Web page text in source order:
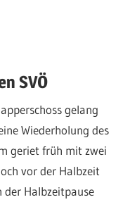
SVÖ
gelang
Wiederholung des
geriet früh mit zwei
vor der Halbzeit
der Halbzeitpause